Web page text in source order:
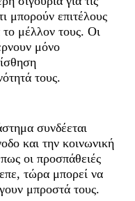
μπορούν επιτέλους
το μέλλον τους. Οι
μόνο
τους.
συνδέεται
και την κοινωνική
οι προσπάθειές
τώρα μπορεί να
μπροστά τους.